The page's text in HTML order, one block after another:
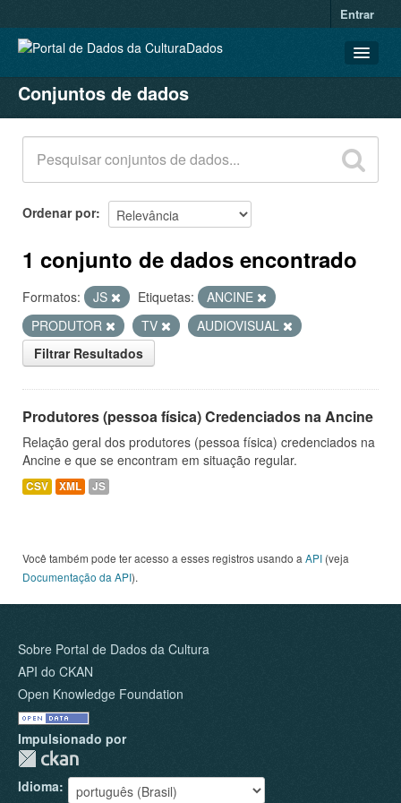
Entrar
CONJUNTOS DE DADOS
ORGANIZAÇÕES
GRUPOS
SOBRE
Conjuntos de dados
Ordenar por
1 conjunto de dados encontrado
Formatos: JS Etiquetas:
ANCINE
PRODUTOR
TV
AUDIOVISUAL
Filtrar Resultados
Produtores (pessoa física) Credenciados na Ancine
Relação geral dos produtores (pessoa física) credenciados na
Ancine e que se encontram em situação regular.
CSV XML JS
Você também pode ter acesso a esses registros usando a API (veja
Documentação da API).
Sobre Portal de Dados da Cultura
API do CKAN
Open Knowledge Foundation
Impulsionado por
Idioma